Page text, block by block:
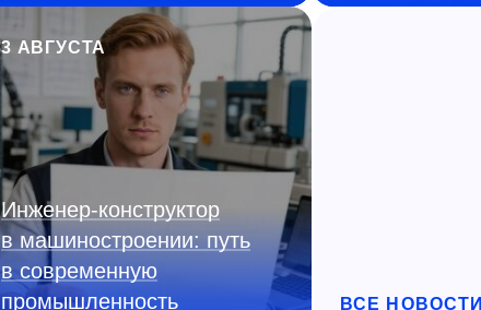
3 АВГУСТА
Инженер‑конструктор
в машиностроении: путь
в современную
промышленность
ВСЕ НОВОСТИ